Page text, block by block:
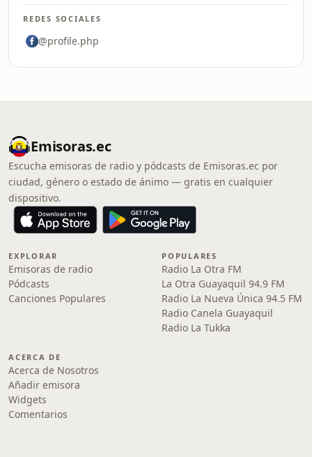
REDES SOCIALES
@profile.php
Emisoras.ec
Escucha emisoras de radio y pódcasts de Emisoras.ec por
ciudad, género o estado de ánimo — gratis en cualquier
dispositivo.
EXPLORAR
Emisoras de radio
Pódcasts
Canciones Populares
POPULARES
Radio La Otra FM
La Otra Guayaquil 94.9 FM
Radio La Nueva Única 94.5 FM
Radio Canela Guayaquil
Radio La Tukka
ACERCA DE
Acerca de Nosotros
Añadir emisora
Widgets
Comentarios